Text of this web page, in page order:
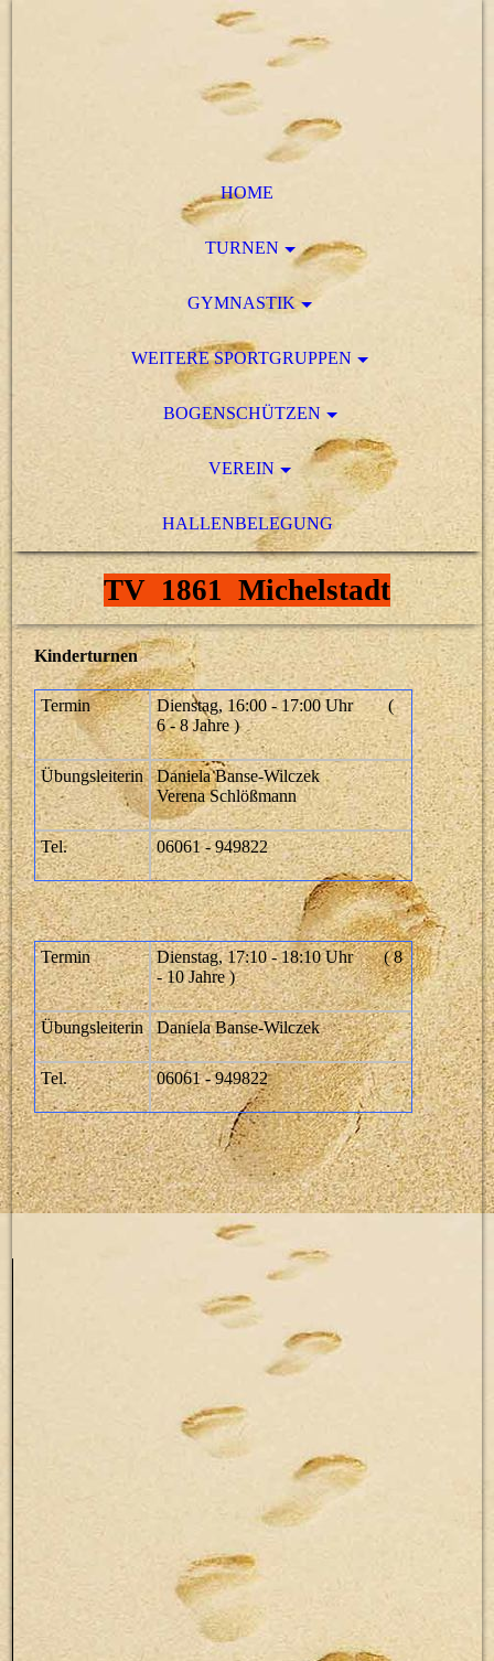
HOME
TURNEN
GYMNASTIK
WEITERE SPORTGRUPPEN
BOGENSCHÜTZEN
VEREIN
HALLENBELEGUNG
TV 1861 Michelstadt
Kinderturnen
Termin
Dienstag, 16:00 - 17:00 Uhr (
6 - 8 Jahre )
Übungsleiterin
Daniela Banse-Wilczek
Verena Schlößmann
Tel. 06061 - 949822
Termin
Dienstag, 17:10 - 18:10 Uhr ( 8
- 10 Jahre )
Übungsleiterin Daniela Banse-Wilczek
Tel. 06061 - 949822